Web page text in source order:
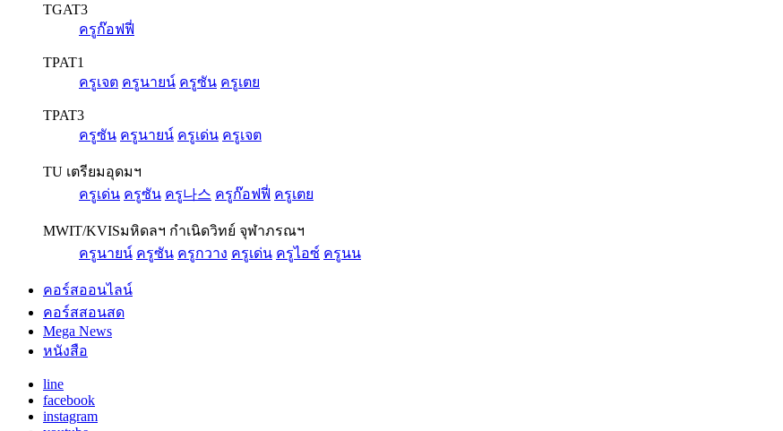
TGAT3
ครูก๊อฟฟี่
TPAT1
ครูเจต ครูนายน์ ครูซัน ครูเตย
TPAT3
ครูซัน ครูนายน์ ครูเด่น ครูเจต
TU เตรียมอุดมฯ
ครูเด่น ครูซัน ครู나스 ครูก๊อฟฟี่ ครูเตย
MWIT/KVISมหิดลฯ กำเนิดวิทย์ จุฬาภรณฯ
ครูนายน์ ครูซัน ครูกวาง ครูเด่น ครูไอซ์ ครูนน
คอร์สออนไลน์
คอร์สสอนสด
Mega News
หนังสือ
line
facebook
instagram